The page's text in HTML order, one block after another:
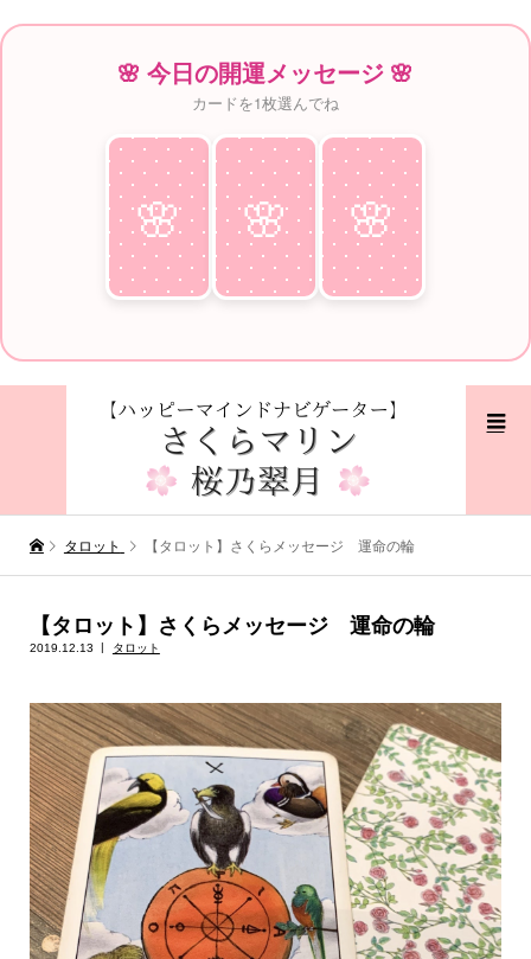
🌸 今日の開運メッセージ 🌸
カードを1枚選んでね
🌸
♥ 🌸
♥ 🌸
♥
タロット 【タロット】さくらメッセージ 運命の輪
【タロット】さくらメッセージ 運命の輪
2019.12.13 タロット